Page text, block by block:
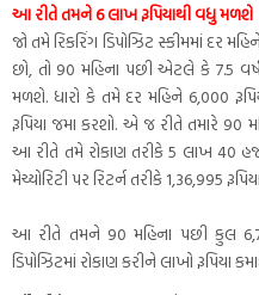
આ રીતે તમને 6 લાખ રૂપિયાથી વધુ મળશે
જો તમે રિકરિંગ ડિપોઝિટ સ્કીમમાં દર
છો, તો 90 મહિના પછી એટલે કે 7.5
મળશે. ધારો કે તમે દર મહિને 6,000
રૂપિયા જમા કરશો. એ જ રીતે તમારે 90
આ રીતે તમે રોકાણ તરીકે 5 લાખ 40
મેચ્યોરિટી પર રિટર્ન તરીકે 1,36,995
આ રીતે તમને 90 મહિના પછી કુલ
ડિપોઝિટમાં રોકાણ કરીને લાખો રૂપિયા